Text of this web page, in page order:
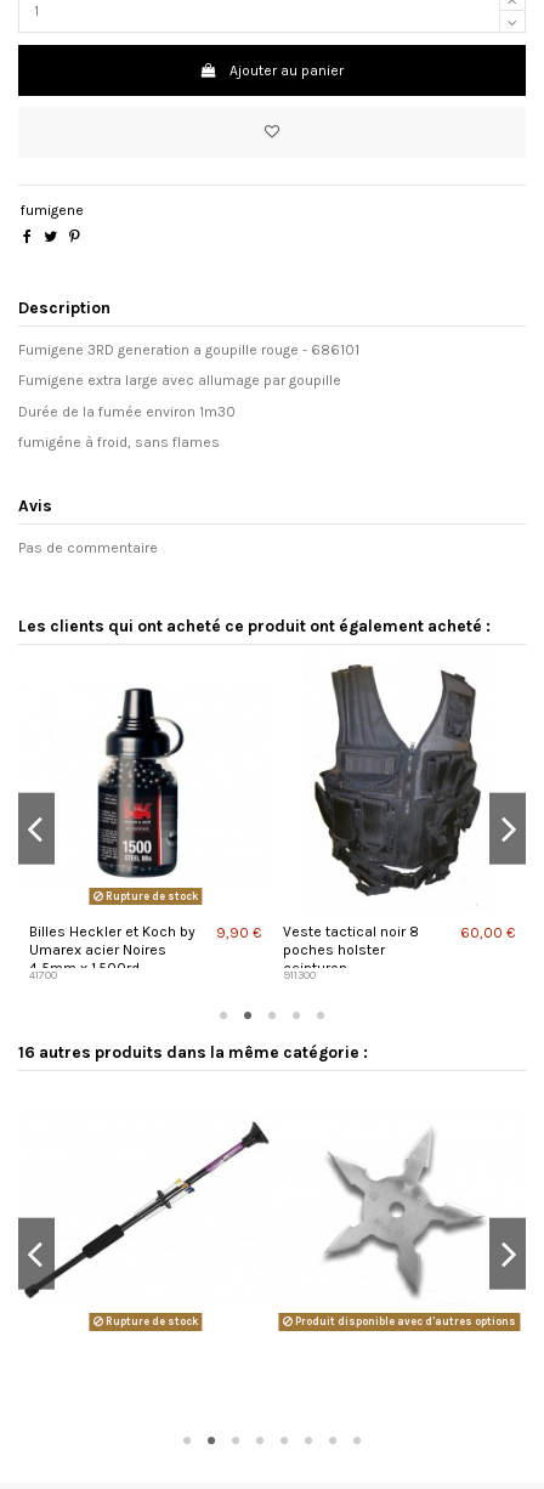
Ajouter au panier
fumigene
Description
Fumigene 3RD generation a goupille rouge - 686101
Fumigene extra large avec allumage par goupille
Durée de la fumée environ 1m30
fumigéne à froid, sans flames
Avis
Pas de commentaire
Les clients qui ont acheté ce produit ont également acheté :
Rupture de stock
Billes Heckler et Koch by
Umarex acier Noires
4,5mm x 1.500rd
41700
9,90 €
Veste tactical noir 8
poches holster
ceinturon
911300
60,00 €
16 autres produits dans la même catégorie :
Rupture de stock Produit disponible avec d'autres options